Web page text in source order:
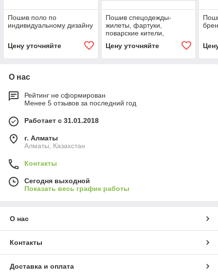
Пошив поло по
индивидуальному дизайну
Цену уточняйте
Пошив спецодежды-
жилеты, фартуки,
поварские кители,
техперсонала,кепки и
Цену уточняйте
О нас
Рейтинг не сформирован
Менее 5 отзывов за последний год
Работает с 31.01.2018
г. Алматы
Алматы, Казахстан
Контакты
Сегодня выходной
Показать весь график работы
О нас
Контакты
Доставка и оплата